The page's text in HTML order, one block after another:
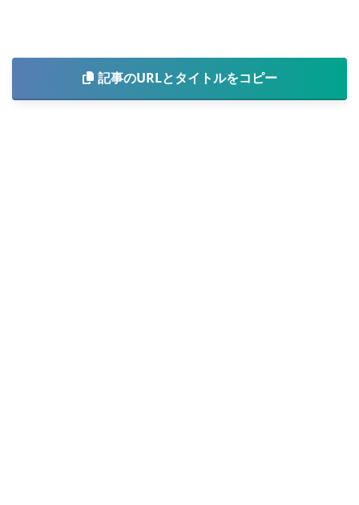
記事のURLとタイトルをコピー